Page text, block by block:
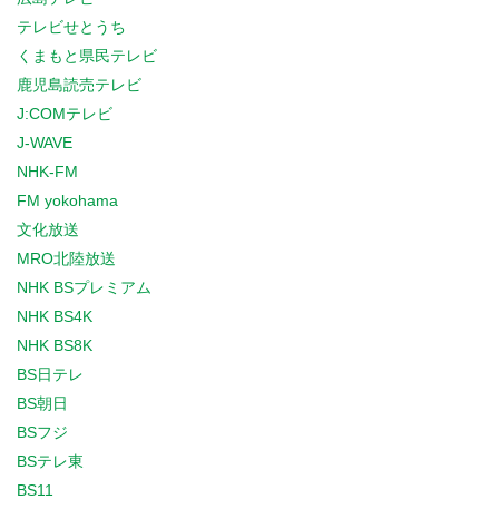
テレビせとうち
くまもと県民テレビ
鹿児島読売テレビ
J:COMテレビ
J-WAVE
NHK-FM
FM yokohama
文化放送
MRO北陸放送
NHK BSプレミアム
NHK BS4K
NHK BS8K
BS日テレ
BS朝日
BSフジ
BSテレ東
BS11